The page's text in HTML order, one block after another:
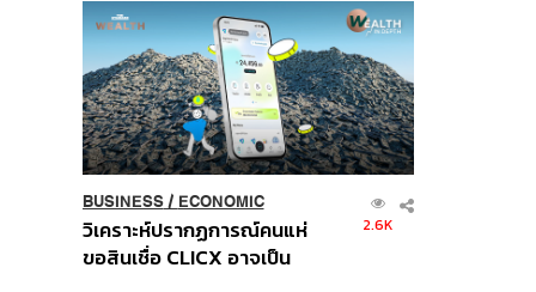
Order
BUSINESS/ ECONOMIC
วิเคราะห์ปรากฏการณ์คนแห่
ขอสินเชื่อ CLICX อาจเป็น
2.6K